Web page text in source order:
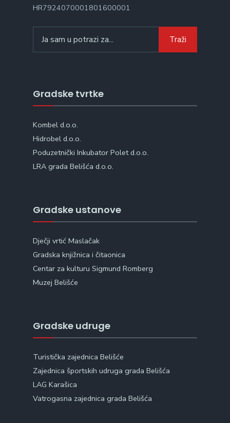
HR7924070001801600001
for:
Traži
Gradske tvrtke
Kombel d.o.o.
Hidrobel d.o.o.
Poduzetnički Inkubator Polet d.o.o.
LRA grada Belišća d.o.o.
Gradske ustanove
Dječji vrtić Maslačak
Gradska knjižnica i čitaonica
Centar za kulturu Sigmund Romberg
Muzej Belišće
Gradske udruge
Turistička zajednica Belišće
Zajednica športskih udruga grada Belišća
LAG Karašica
Vatrogasna zajednica grada Belišća